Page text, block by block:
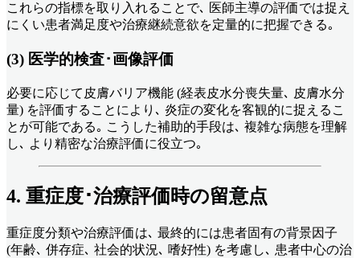
これらの指標を取り入れることで､ 医師主導の評価では捉え
にくい患者満足度や治療継続意欲を定量的に把握できる｡
(3) 医学的検査･画像評価
必要に応じて皮膚バリア機能 (経表皮水分喪失量､ 皮膚水分
量) を評価することにより､ 炎症の変化を客観的に捉えるこ
とが可能である｡ こうした補助的手段は､ 複雑な病態を理解
し､ より精密な治療評価に役立つ｡
4. 重症度･治療評価時の留意点
重症度分類や治療評価は､ 最終的には患者固有の背景因子
(年齢､ 併存症､ 社会的状況､ 嗜好性) を考慮し､ 患者中心の治